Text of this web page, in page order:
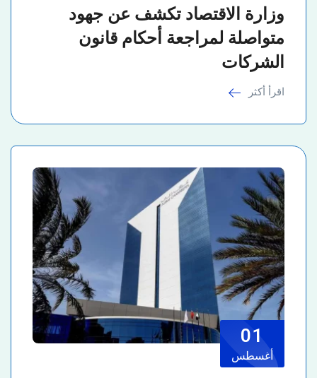
وزارة الاقتصاد تكشف عن جهود
متواصلة لمراجعة أحكام قانون
الشركات
اقرأ أكثر
01
أغسطس